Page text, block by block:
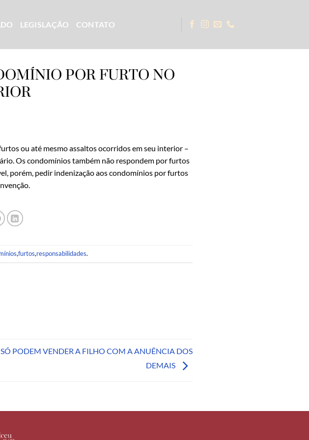
LEGISLAÇÃO CONTATO
POR FURTO NO
ou até mesmo assaltos ocorridos em seu interior –
Os condomínios também não respondem por furtos
porém, pedir indenização aos condomínios por furtos
,furtos,responsabilidades.
SÓ PODEM VENDER A FILHO COM A ANUÊNCIA DOS
DEMAIS